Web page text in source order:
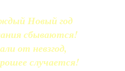
Новый год
сбываются!
от невзгод,
случается!